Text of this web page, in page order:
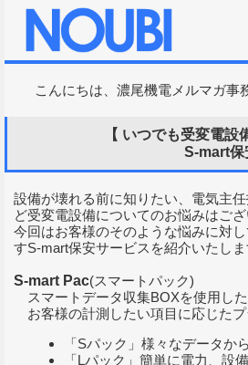
こんにちは、濃尾機電メルマガ事
【 いつでも受変電
S-mart保
設備が壊れる前に知りたい、電気主
ど受変電設備についてのお悩みはご
今回はお客様のそのような悩みに対
すS-mart保安サービスを紹介いたしま
S-mart Pac(スマートパック)
スマートデータ収集BOXを使用し
お客様の計測したい項目に応じた
「Sパック」様々なデータか
「Lパック」簡単に電力、設